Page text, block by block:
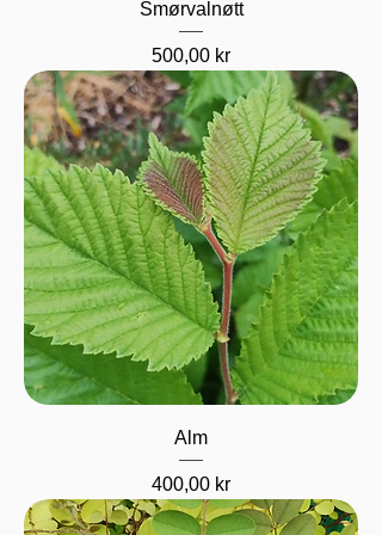
Smørvalnøtt
Pris
500,00 kr
Alm
Pris
400,00 kr